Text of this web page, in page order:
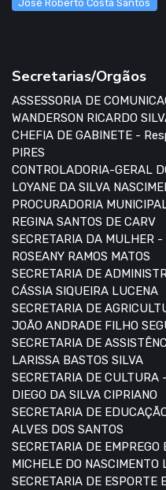
José Roberto Costa Santos
Secretarias/Orgãos
ASSESSORIA DE
WANDERSON RICARDO
CHEFIA DE GABINETE -
PIRES
CONTROLADORIA-GERAL
LOYANE DA SILVA
PROCURADORIA
REGINA SANTOS DE CARV
SECRETARIA DA MULHER
ROSEANY RAMOS MATOS
SECRETARIA DE
CÁSSIA SIQUEIRA LUCENA
SECRETARIA DE
JOÃO ANDRADE FILHO
SECRETARIA DE
LARISSA BASTOS SILVA
SECRETARIA DE
DIEGO DA SILVA CIPRIANO
SECRETARIA DE
ALVES DOS SANTOS
SECRETARIA DE
MICHELE DO NASCIMENTO
SECRETARIA DE